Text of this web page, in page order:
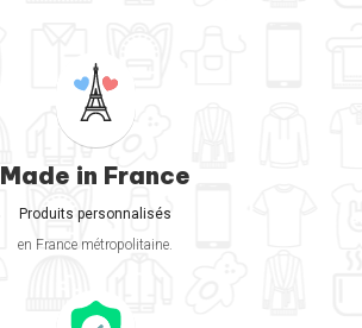
Made in France
Produits personnalisés
en France métropolitaine.